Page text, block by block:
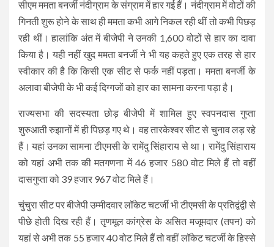
सीएम ममता बनर्जी नंदीग्राम के संग्राम में हार गई हैं। नंदीग्राम में वोटों की
गिनती शुरू होने के साथ ही ममता कभी आगे निकल रही थीं तो कभी पिछड़
रही थीं। हालांकि अंत में बीजेपी ने उनकी 1,600 वोटों से हार का दावा
किया है। यही नहीं खुद ममता बनर्जी ने भी यह कहते हुए एक तरह से हार
स्वीकार की है कि किसी एक सीट से फर्क नहीं पड़ता। ममता बनर्जी के
अलावा बीजेपी के भी कई दिग्गजों को हार का सामना करना पड़ा है।
राज्यसभा की सदस्यता छोड़ बीजेपी में शामिल हुए स्वपनदास गुप्ता
शुरुआती रुझानों में ही पिछड़ गए थे। वह तारकेश्वर सीट से चुनाव लड़ रहे
हैं। यहां उनका सामना टीएमसी के रामेंदु सिंहाराय से था। रामेंदु सिंहाराय
को यहां अभी तक की मतगणना में 46 हजार 580 वोट मिले हैं तो वहीं
दासगुप्ता को 39 हजार 967 वोट मिले हैं।
चुंचुरा सीट पर बीजेपी उम्मीदवार लॉकेट चटर्जी भी टीएमसी के प्रतिद्वंद्वी से
पीछे होती दिख रही हैं। तृणमूल कांग्रेस के असित मजूमदार (तपन) को
यहां से अभी तक 55 हजार 40 वोट मिले हैं तो वहीं लॉकेट चटर्जी के हिस्से